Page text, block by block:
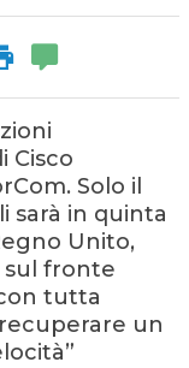
Cisco
Solo il
sarà in quinta
Unito,
sul fronte
tutta
un